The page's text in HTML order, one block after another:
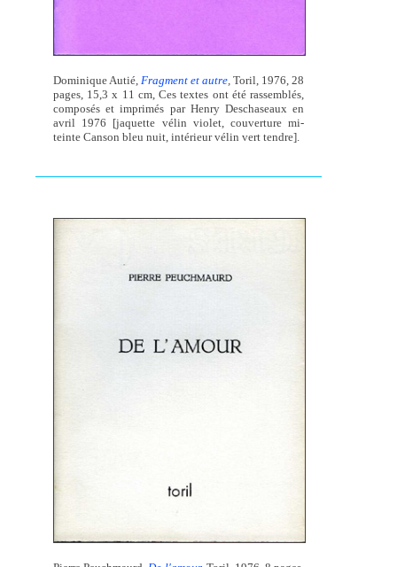
Dominique Autié, Fragment et autre Toril, 1976, 28
pages, 15,3 x 11 cm, Ces textes ont été rassemblés,
composés et imprimés par Henry Deschaseaux en
avril 1976 [jaquette vélin violet, couverture mi-
teinte Canson bleu nuit, intérieur vélin vert tendre].